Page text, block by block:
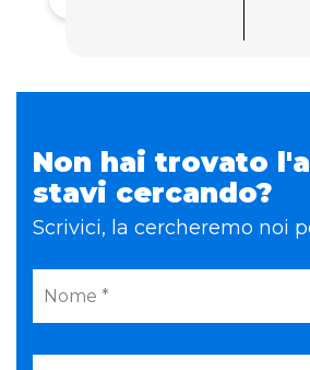
Non hai trovato
stavi cercando?
Scrivici, la cercheremo noi